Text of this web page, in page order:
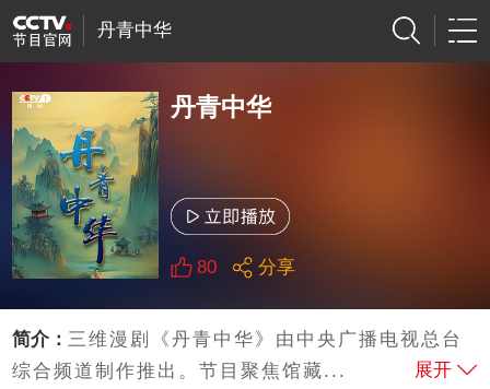
丹青中华
丹青中华
80 分享
简介：三维漫剧《丹青中华》由中央广播电视总台
综合频道制作推出。节目聚焦馆藏...
展开